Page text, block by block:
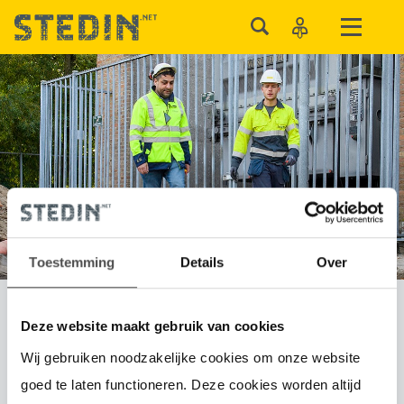
Toestemming Details Over
Deze website maakt gebruik van cookies
Wij gebruiken noodzakelijke cookies om onze website
goed te laten functioneren. Deze cookies worden altijd
Congestie